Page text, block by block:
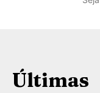
Últimas